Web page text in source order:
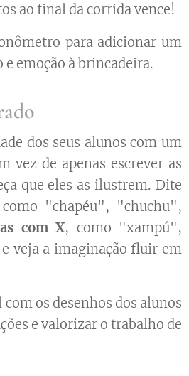
ao final da corrida vence!
para adicionar um
emoção à brincadeira.
dos seus alunos com um
vez de apenas escrever as
que eles as ilustrem. Dite
"chapéu", "chuchu",
com X, como "xampú",
veja a imaginação fluir em
os desenhos dos alunos
e valorizar o trabalho de